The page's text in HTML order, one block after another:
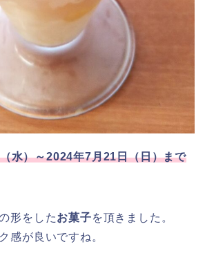
水）～2024年7月21日（日）まで
形をしたお菓子を頂きました。
感が良いですね。